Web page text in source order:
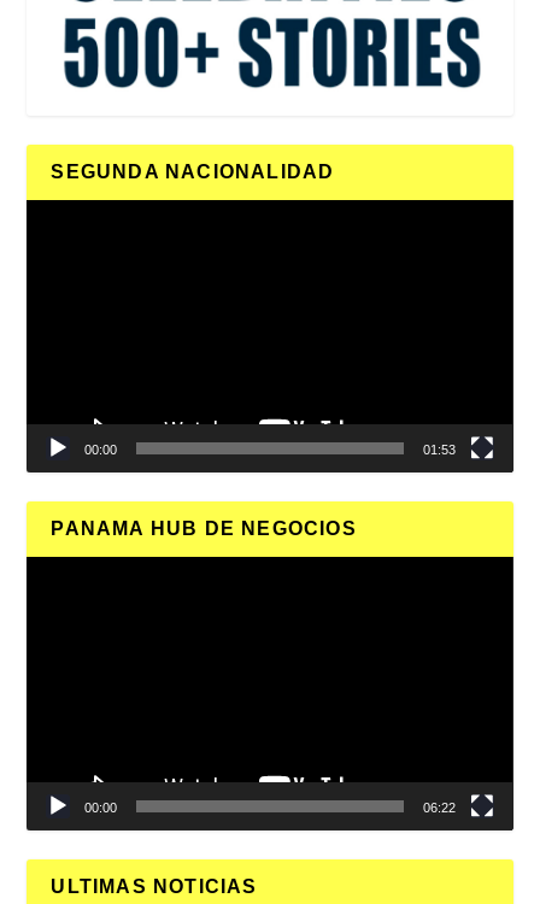
SEGUNDA NACIONALIDAD
00:00 01:53
PANAMA HUB DE NEGOCIOS
00:00 06:22
ULTIMAS NOTICIAS